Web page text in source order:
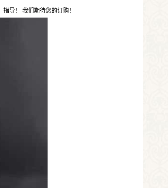
导！ 我们期待您的订购！